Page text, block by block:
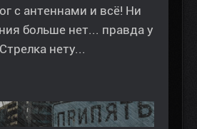
с антеннами и всё! Ни
больше нет... правда у
нету...